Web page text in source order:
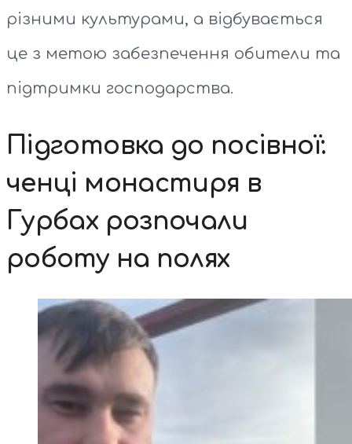
різними культурами, а відбувається
це з метою забезпечення обители та
підтримки господарства.
Підготовка до посівної:
ченці монастиря в
Гурбах розпочали
роботу на полях